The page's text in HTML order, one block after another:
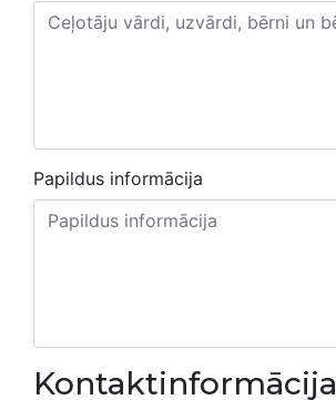
Papildus informācija
Kontaktinformācija